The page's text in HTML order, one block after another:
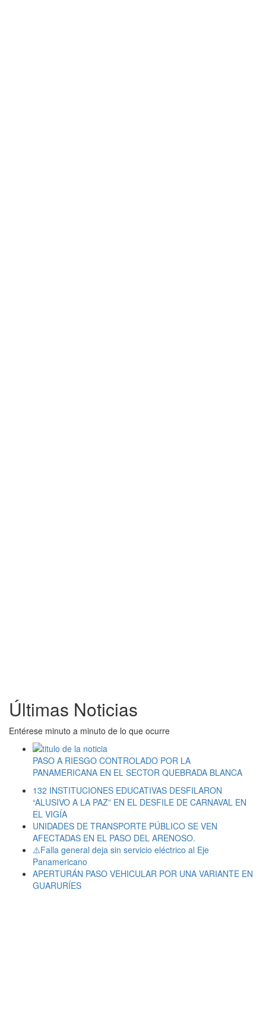
Últimas Noticias
Entérese minuto a minuto de lo que ocurre
PASO A RIESGO CONTROLADO POR LA
PANAMERICANA EN EL SECTOR QUEBRADA BLANCA
132 INSTITUCIONES EDUCATIVAS DESFILARON
“ALUSIVO A LA PAZ” EN EL DESFILE DE CARNAVAL EN
EL VIGÍA
UNIDADES DE TRANSPORTE PÚBLICO SE VEN
AFECTADAS EN EL PASO DEL ARENOSO.
⚠️Falla general deja sin servicio eléctrico al Eje
Panamericano
APERTURÁN PASO VEHICULAR POR UNA VARIANTE EN
GUARURÍES